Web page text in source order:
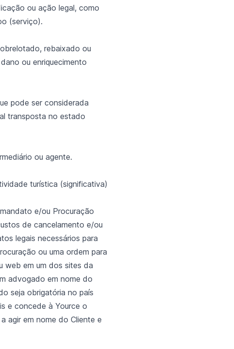
ou ação legal, como
(serviço).
rebaixado ou
ou enriquecimento
pode ser considerada
transposta no estado
ou agente.
turística (significativa)
e/ou Procuração
de cancelamento e/ou
legais necessários para
ou uma ordem para
web em um dos sites da
advogado em nome do
seja obrigatória no país
e concede à Yource o
agir em nome do Cliente e